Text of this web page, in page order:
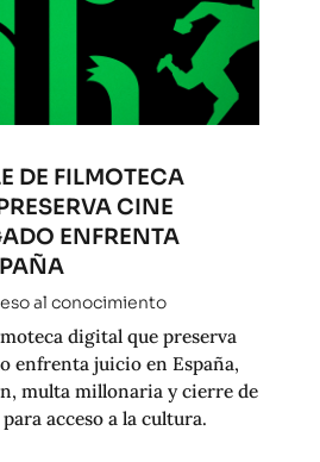
DE FILMOTECA
CINE
ENFRENTA
al conocimiento
digital que preserva
enfrenta juicio en España,
multa millonaria y cierre de
acceso a la cultura.